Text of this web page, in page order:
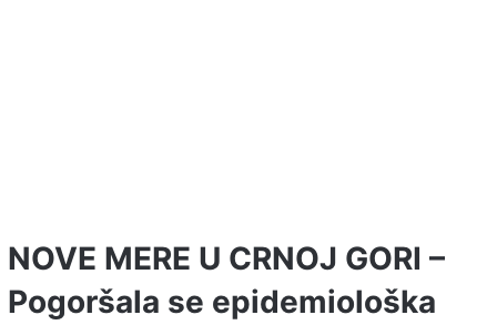
NOVE MERE U CRNOJ GORI –
Pogoršala se epidemiološka